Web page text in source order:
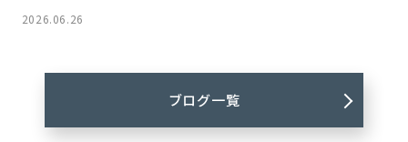
2026.06.26
ブログ一覧